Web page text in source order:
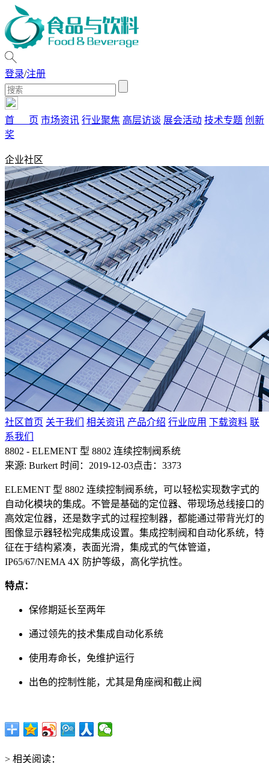
登录/注册
首 页 市场资讯 行业聚焦 高层访谈 展会活动 技术专题 创新
奖
企业社区
社区首页 关于我们 相关资讯 产品介绍 行业应用 下载资料 联
系我们
8802 - ELEMENT 型 8802 连续控制阀系统
来源: Burkert 时间：2019-12-03点击：3373
ELEMENT 型 8802 连续控制阀系统，可以轻松实现数字式的
自动化模块的集成。不管是基础的定位器、带现场总线接口的
高效定位器，还是数字式的过程控制器，都能通过带背光灯的
图像显示器轻松完成集成设置。集成控制阀和自动化系统，特
征在于结构紧凑，表面光滑，集成式的气体管道，
IP65/67/NEMA 4X 防护等级，高化学抗性。
特点：
保修期延长至两年
通过领先的技术集成自动化系统
使用寿命长，免维护运行
出色的控制性能，尤其是角座阀和截止阀
> 相关阅读：